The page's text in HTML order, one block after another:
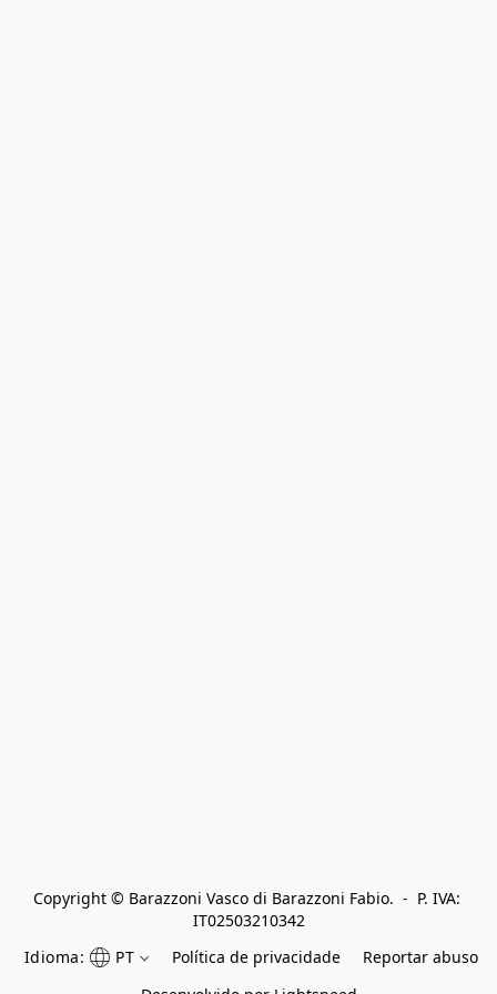
Copyright © Barazzoni Vasco di Barazzoni Fabio.  -  P. IVA:
IT02503210342
Idioma:
PT Política de privacidade
Reportar abuso